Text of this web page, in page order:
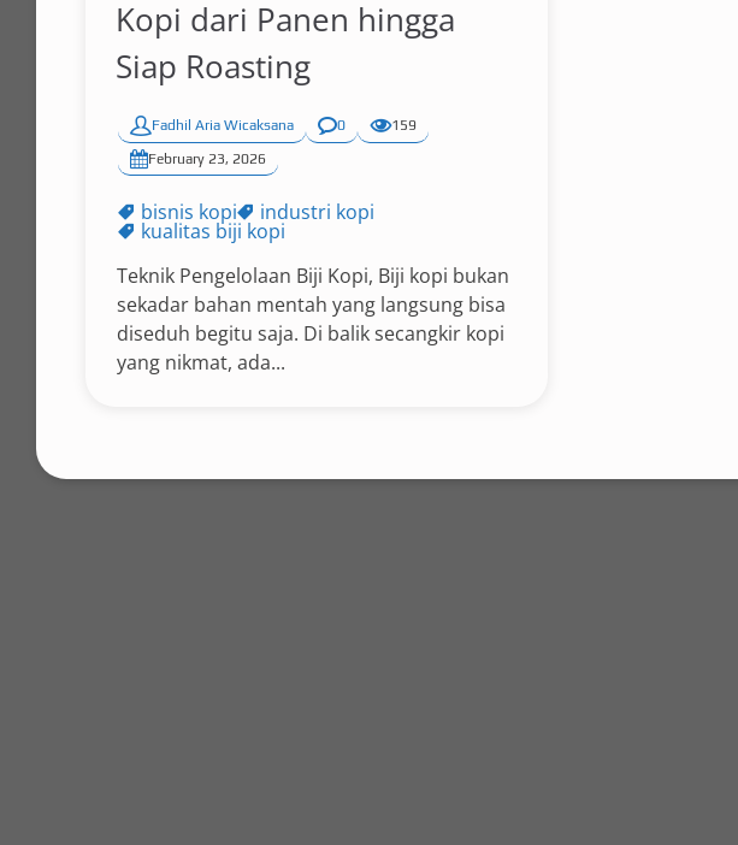
Kopi dari Panen hingga
Siap Roasting
Fadhil Aria Wicaksana 0
159
February 23, 2026
bisnis kopi industri kopi
kualitas biji kopi
Teknik Pengelolaan Biji Kopi, Biji kopi bukan
sekadar bahan mentah yang langsung bisa
diseduh begitu saja. Di balik secangkir kopi
yang nikmat, ada...